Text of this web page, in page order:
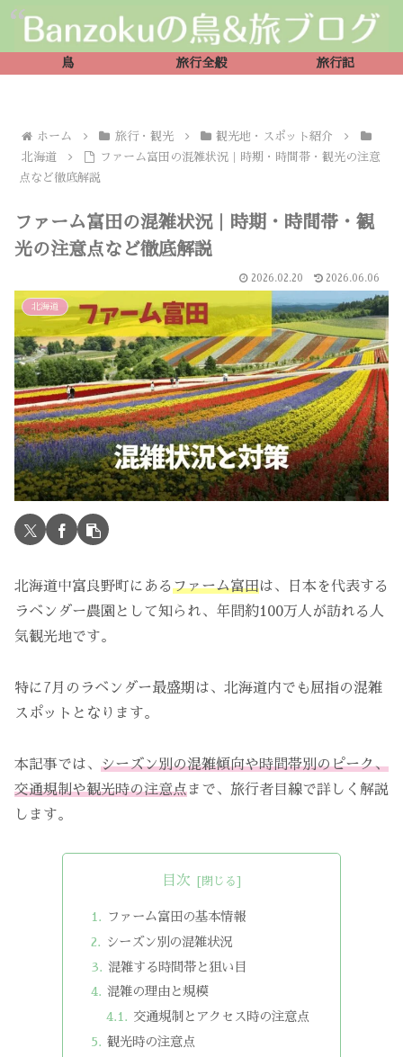
鳥 旅行全般 旅行記
ホーム 旅行・観光
観光地・スポット紹介
北海道
ファーム富田の混雑状況｜時期・時間帯・観光の注意
点など徹底解説
ファーム富田の混雑状況｜時期・時間帯・観
光の注意点など徹底解説
2026.02.20 2026.06.06
北海道
北海道中富良野町にあるファーム富田は、日本を代表する
ラベンダー農園として知られ、年間約100万人が訪れる人
気観光地です。
特に7月のラベンダー最盛期は、北海道内でも屈指の混雑
スポットとなります。
本記事では、 シーズン別の混雑傾向や時間帯別のピーク、
交通規制や観光時の注意点まで、旅行者目線で詳しく解説
します。
目次
ファーム富田の基本情報
シーズン別の混雑状況
混雑する時間帯と狙い目
混雑の理由と規模
交通規制とアクセス時の注意点
観光時の注意点